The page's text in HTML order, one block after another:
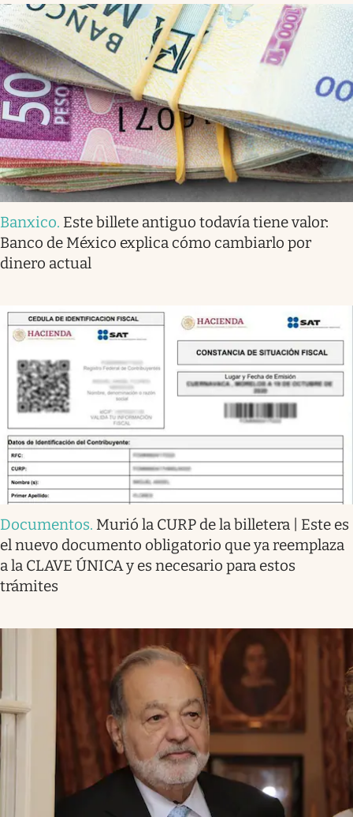
Banxico. Este billete antiguo todavía tiene valor:
Banco de México explica cómo cambiarlo por
dinero actual
Documentos. Murió la CURP de la billetera | Este es
el nuevo documento obligatorio que ya reemplaza
a la CLAVE ÚNICA y es necesario para estos
trámites